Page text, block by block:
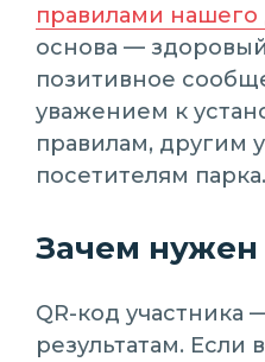
правилами
основа —
позитивное
уважением к
правилам, другим
посетителям парка.
Зачем нужен
QR-код участника
результатам. Если